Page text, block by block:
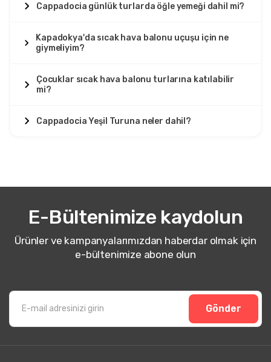
Cappadocia günlük turlarda öğle yemeği dahil mi?
Kapadokya'da sıcak hava balonu uçuşu için ne
giymeliyim?
Çocuklar sıcak hava balonu turlarına katılabilir
mi?
Cappadocia Yeşil Turuna neler dahil?
E-Bültenimize kaydolun
Ürünler ve kampanyalarımızdan haberdar olmak için
e-bültenimize abone olun
Gönder